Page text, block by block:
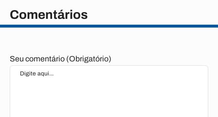
Comentários
Seu comentário (Obrigatório)